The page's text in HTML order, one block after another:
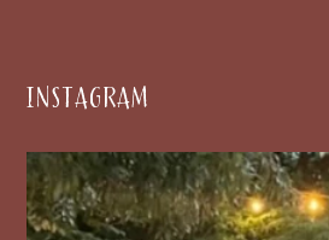
INSTAGRAM